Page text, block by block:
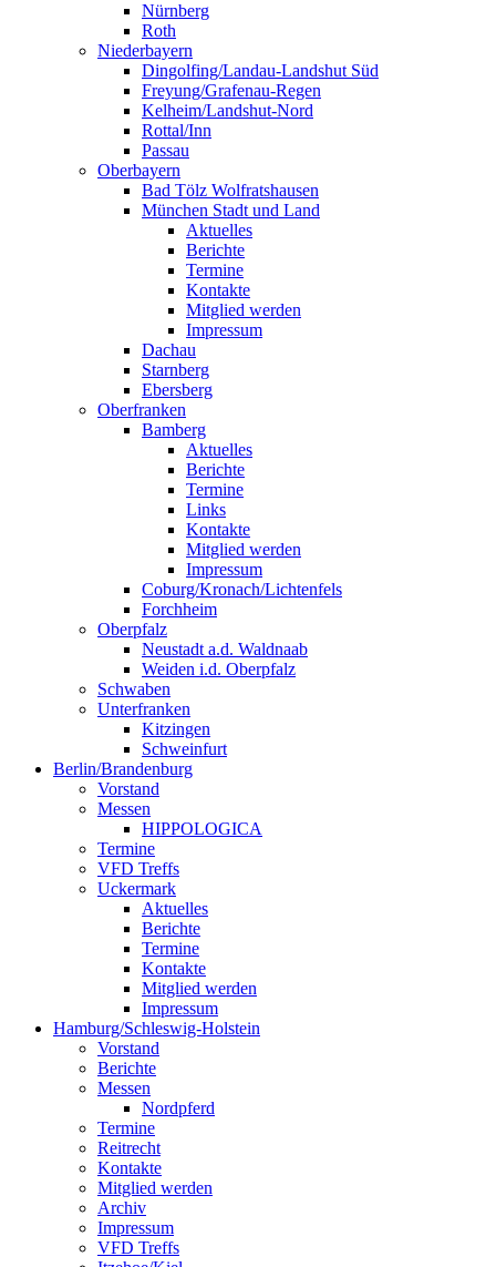
Nürnberg
Roth
Niederbayern
Dingolfing/Landau-Landshut Süd
Freyung/Grafenau-Regen
Kelheim/Landshut-Nord
Rottal/Inn
Passau
Oberbayern
Bad Tölz Wolfratshausen
München Stadt und Land
Aktuelles
Berichte
Termine
Kontakte
Mitglied werden
Impressum
Dachau
Starnberg
Ebersberg
Oberfranken
Bamberg
Aktuelles
Berichte
Termine
Links
Kontakte
Mitglied werden
Impressum
Coburg/Kronach/Lichtenfels
Forchheim
Oberpfalz
Neustadt a.d. Waldnaab
Weiden i.d. Oberpfalz
Schwaben
Unterfranken
Kitzingen
Schweinfurt
Berlin/Brandenburg
Vorstand
Messen
HIPPOLOGICA
Termine
VFD Treffs
Uckermark
Aktuelles
Berichte
Termine
Kontakte
Mitglied werden
Impressum
Hamburg/Schleswig-Holstein
Vorstand
Berichte
Messen
Nordpferd
Termine
Reitrecht
Kontakte
Mitglied werden
Archiv
Impressum
VFD Treffs